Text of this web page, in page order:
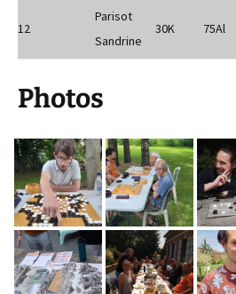
12
Parisot
Sandrine
30K 75Al
Photos